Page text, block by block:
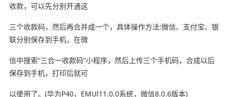
收款，可以先分别开通这
三个收款码，然后再合并成一个，具体操作方法:微信、支付宝、银
联分别保存到手机，在微
信中搜索“三合一收款码”小程序，然后上传三个手机码，合成以后
保存到手机，打印后就可
以使用了。(华为P40，EMUl11.0.0系统，微信8.0.6版本)